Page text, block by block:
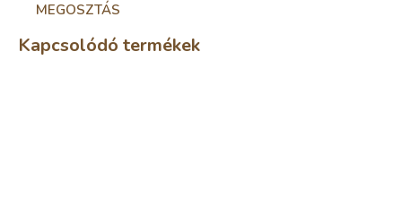
MEGOSZTÁS
Kapcsolódó termékek